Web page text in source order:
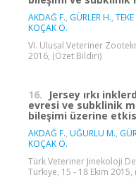
AKDAĞ F., GÜRLER H.,
KOÇAK Ö.
VI. Ulusal Veteriner
2016, (Özet Bildiri)
16. Jersey ırkı
evresi ve subklinik
bileşimi üzerine
AKDAĞ F., UĞURLU M.,
KOÇAK Ö.
Türk Veteriner Jinekoloji
Türkiye, 15 - 18 Ekim